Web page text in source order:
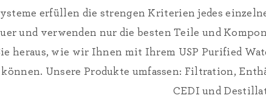
erfüllen die strengen Kriterien jedes
und verwenden nur die besten Teile und
heraus, wie wir Ihnen mit Ihrem USP Purified
Unsere Produkte umfassen: Filtration,
CEDI und